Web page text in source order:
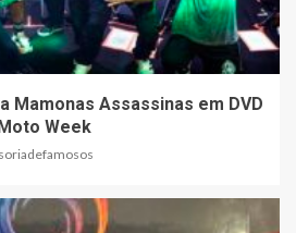
Mamonas Assassinas em DVD
Week